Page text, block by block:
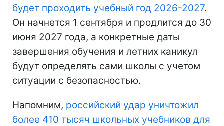
будет проходить учебный год 2026-2027.
Он начнется 1 сентября и продлится до 30
июня 2027 года, а конкретные даты
завершения обучения и летних каникул
будут определять сами школы с учетом
ситуации с безопасностью.
Напомним, российский удар уничтожил
более 410 тысяч школьных учебников для